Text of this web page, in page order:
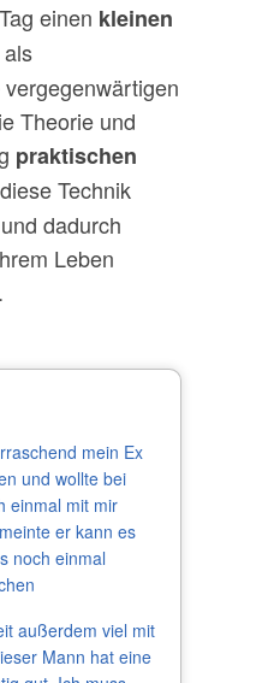
einen kleinen
Theorie und
praktischen
Technik
dadurch
Leben
mein Ex
und wollte bei
einmal mit mir
er kann es
noch einmal
außerdem viel mit
Mann hat eine